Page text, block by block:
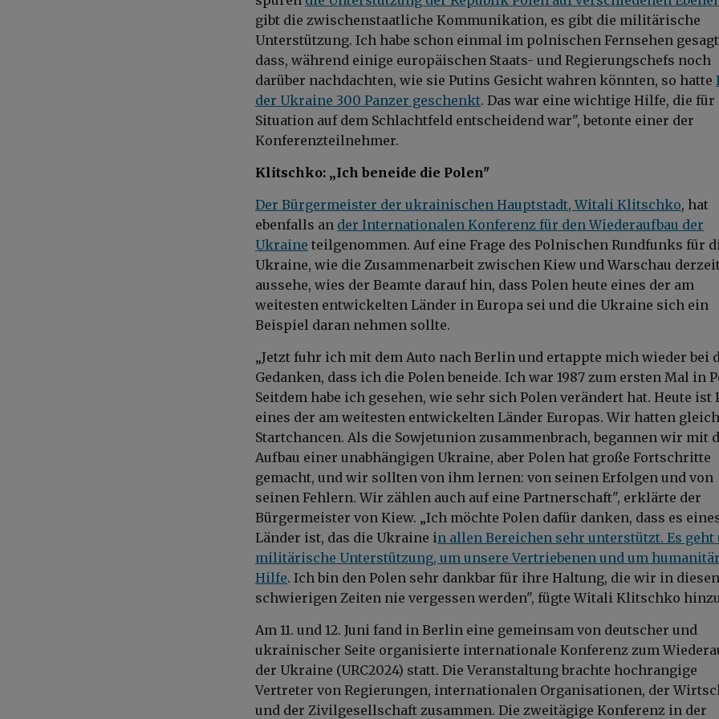
gibt die zwischenstaatliche Kommunikation, es gibt die militärische
Unterstützung. Ich habe schon einmal im polnischen Fernsehen
dass, während einige europäischen Staats- und Regierungschefs noch
darüber nachdachten, wie sie Putins Gesicht wahren könnten, so hatte
der Ukraine 300 Panzer geschenkt. Das war eine wichtige Hilfe, die für
Situation auf dem Schlachtfeld entscheidend war", betonte einer der
Konferenzteilnehmer.
Klitschko: „Ich beneide die Polen"
Der Bürgermeister der ukrainischen Hauptstadt, Witali Klitschko, hat
ebenfalls an der Internationalen Konferenz für den Wiederaufbau der
Ukraine teilgenommen. Auf eine Frage des Polnischen Rundfunks für
Ukraine, wie die Zusammenarbeit zwischen Kiew und Warschau
aussehe, wies der Beamte darauf hin, dass Polen heute eines der am
weitesten entwickelten Länder in Europa sei und die Ukraine sich ein
Beispiel daran nehmen sollte.
„Jetzt fuhr ich mit dem Auto nach Berlin und ertappte mich wieder bei
Gedanken, dass ich die Polen beneide. Ich war 1987 zum ersten Mal in
Seitdem habe ich gesehen, wie sehr sich Polen verändert hat. Heute ist
eines der am weitesten entwickelten Länder Europas. Wir hatten
Startchancen. Als die Sowjetunion zusammenbrach, begannen wir mit
Aufbau einer unabhängigen Ukraine, aber Polen hat große Fortschritte
gemacht, und wir sollten von ihm lernen: von seinen Erfolgen und von
seinen Fehlern. Wir zählen auch auf eine Partnerschaft", erklärte der
Bürgermeister von Kiew. „Ich möchte Polen dafür danken, dass es
Länder ist, das die Ukraine in allen Bereichen sehr unterstützt. Es geht
militärische Unterstützung, um unsere Vertriebenen und um
Hilfe. Ich bin den Polen sehr dankbar für ihre Haltung, die wir in diesen
schwierigen Zeiten nie vergessen werden", fügte Witali Klitschko
Am 11. und 12. Juni fand in Berlin eine gemeinsam von deutscher und
ukrainischer Seite organisierte internationale Konferenz zum
der Ukraine (URC2024) statt. Die Veranstaltung brachte hochrangige
Vertreter von Regierungen, internationalen Organisationen, der
und der Zivilgesellschaft zusammen. Die zweitägige Konferenz in der